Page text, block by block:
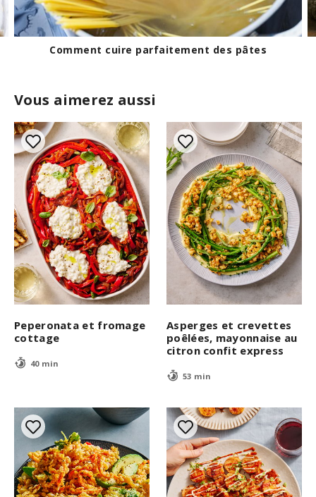
Comment peler les courges butternut et
Vous aimerez aussi
Peperonata et fromage
cottage
40 min
Asperges et crevettes
poêlées, mayonnaise au
citron confit express
53 min